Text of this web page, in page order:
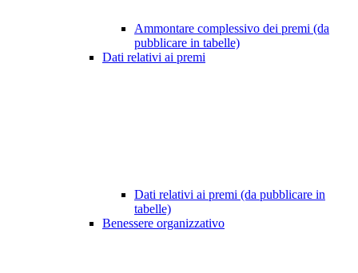
Ammontare complessivo dei premi (da
pubblicare in tabelle)
Dati relativi ai premi
Dati relativi ai premi (da pubblicare in
tabelle)
Benessere organizzativo